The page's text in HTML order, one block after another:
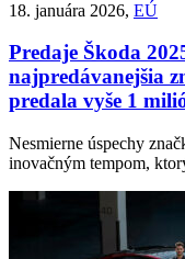
18. januára 2026, EÚ
Predaje Škoda
najpredávanejšia
predala vyše 1
Nesmierne úspechy
inovačným tempom,